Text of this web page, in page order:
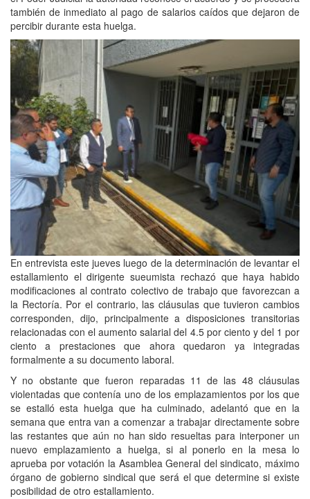
también de inmediato al pago de salarios caídos que dejaron de
percibir durante esta huelga.
En entrevista este jueves luego de la determinación de levantar el
estallamiento el dirigente sueumista rechazó que haya habido
modificaciones al contrato colectivo de trabajo que favorezcan a
la Rectoría. Por el contrario, las cláusulas que tuvieron cambios
corresponden, dijo, principalmente a disposiciones transitorias
relacionadas con el aumento salarial del 4.5 por ciento y del 1 por
ciento a prestaciones que ahora quedaron ya integradas
formalmente a su documento laboral.
Y no obstante que fueron reparadas 11 de las 48 cláusulas
violentadas que contenía uno de los emplazamientos por los que
se estalló esta huelga que ha culminado, adelantó que en la
semana que entra van a comenzar a trabajar directamente sobre
las restantes que aún no han sido resueltas para interponer un
nuevo emplazamiento a huelga, si al ponerlo en la mesa lo
aprueba por votación la Asamblea General del sindicato, máximo
órgano de gobierno sindical que será el que determine si existe
posibilidad de otro estallamiento.